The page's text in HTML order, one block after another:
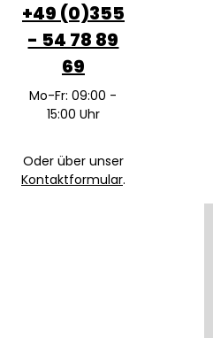
+49 (0)355
- 54 78 89
69
Mo-Fr: 09:00 -
15:00 Uhr
Oder über unser
Kontaktformular.